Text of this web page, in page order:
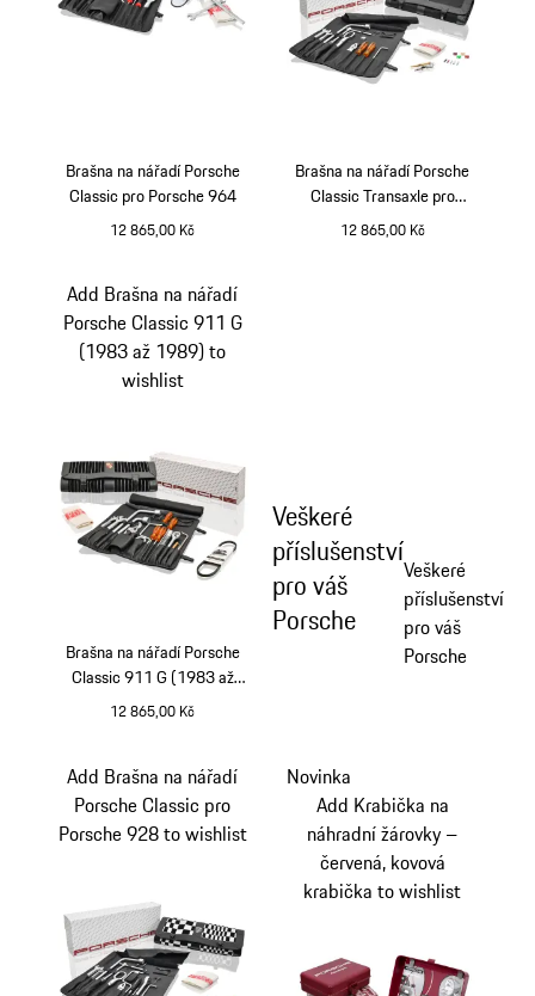
Brašna na nářadí Porsche
Classic pro Porsche 964
12 865,00 Kč
Brašna na nářadí Porsche
Classic Transaxle pro
Porsche 924, 924 S, 944,
944/2 a 968
12 865,00 Kč
Brašna na nářadí Porsche
Classic 911 G (1983 až
1989)
12 865,00 Kč
Add Brašna na nářadí
Porsche Classic 911 G
(1983 až 1989) to
wishlist
Veškeré
příslušenství
pro váš
Porsche
Veškeré
příslušenství
pro váš
Porsche
Add Brašna na nářadí
Porsche Classic pro
Porsche 928 to wishlist
Novinka
Add Krabička na
náhradní žárovky –
červená, kovová
krabička to wishlist